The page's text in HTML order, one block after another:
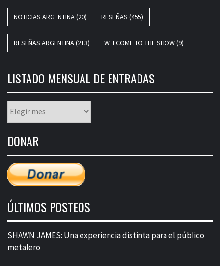
NOTICIAS ARGENTINA(20) RESEÑAS (455)
RESEÑAS ARGENTINA(213) WELCOME TO THE SHOW(9)
LISTADO MENSUAL DE ENTRADAS
mensual
entradas
DONAR
ÚLTIMOS POSTEOS
SHAWN JAMES: Una experiencia distinta para el público
metalero